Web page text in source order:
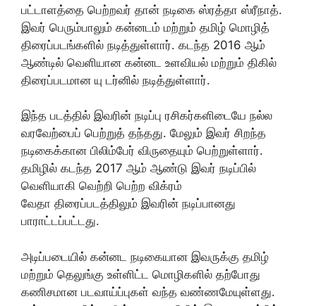
பட்டாளத்தை பெற்றவர் தான் நடிகை ஸ்ரத்தா ஸ்ரீநாத்.
இவர் பெரும்பாலும் கன்னடம் மற்றும் தமிழ் மொழித்
திரைப்படங்களில் நடித்துள்ளார். கடந்த 2016 ஆம்
ஆண்டில் வெளியான கன்னட உளவியல் மற்றும் திகில்
திரைப்படமான யு டர்னில் நடித்துள்ளார்.
இந்த படத்தில் இவரின் நடிப்பு ரசிகர்களிடையே நல்ல
வரவேற்பைப் பெற்றுத் தந்தது. மேலும் இவர் சிறந்த
நடிகைக்கான பிலிம்பேர் விருதையும் பெற்றுள்ளார்.
தமிழில் கடந்த 2017 ஆம் ஆண்டு இவர் நடிப்பில்
வெளியாகி வெற்றி பெற்ற விக்ரம்
வேதா திரைப்படத்திலும் இவரின் நடிப்பானது
பாராட்டப்பட்டது.
அடிப்படையில் கன்னட நடிகையான இவருக்கு தமிழ்
மற்றும் தெலுங்கு உள்ளிட்ட மொழிகளில் தற்போது
கணிசமான படவாய்ப்புகள் வந்த வண்ணமேயுள்ளது.